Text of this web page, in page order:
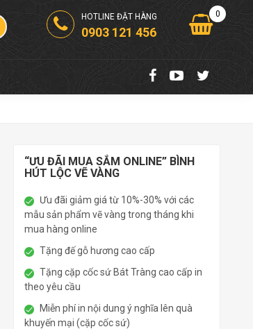
HOTLINE ĐẶT HÀNG
0903 121 456
0
“ƯU ĐÃI MUA SẮM ONLINE” BÌNH
HÚT LỘC VẼ VÀNG
Ưu đãi giảm giá từ 10%-30% với các
mẫu sản phẩm vẽ vàng trong tháng khi
mua hàng online
Tặng đế gỗ hương cao cấp
Tặng cặp cốc sứ Bát Tràng cao cấp in
theo yêu cầu
Miễn phí in nội dung ý nghĩa lên quà
khuyến mại (cặp cốc sứ)